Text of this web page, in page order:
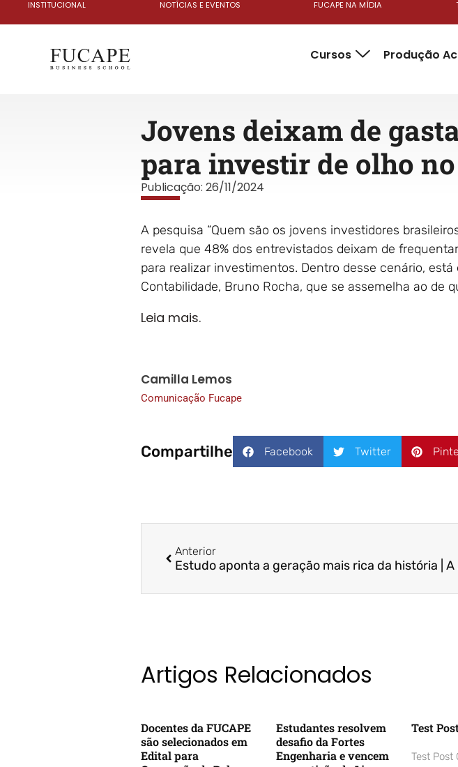
INSTITUCIONAL NOTÍCIAS E EVENTOS FUCAPE NA MÍDIA
Cursos Produção
Jovens deixam de
para investir de olho
Publicação: 26/11/2024
A pesquisa “Quem são os jovens investidores
revela que 48% dos entrevistados deixam de
para realizar investimentos. Dentro desse cenário,
Contabilidade, Bruno Rocha, que se assemelha ao de
Leia mais.
Camilla Lemos
Comunicação Fucape
Compartilhe Facebook Twitter
Anterior
Artigos Relacionados
Docentes da FUCAPE
são selecionados em
Edital para
Estudantes resolvem
desafio da Fortes
Engenharia e vencem
Test
Test Post